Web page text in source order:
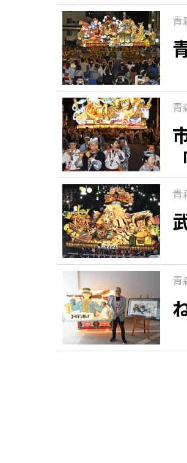
青
青
青
青